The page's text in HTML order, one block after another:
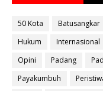
50 Kota Batusangkar
Hukum
Internasional
Opini
Padang
Payakumbuh